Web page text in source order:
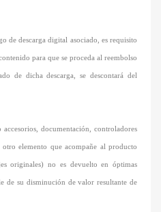
de descarga digital asociado, es requisito
para que se proceda al reembolso
de dicha descarga, se descontará del
documentación, controladores
elemento que acompañe al producto
originales) no es devuelto en óptimas
de su disminución de valor resultante de